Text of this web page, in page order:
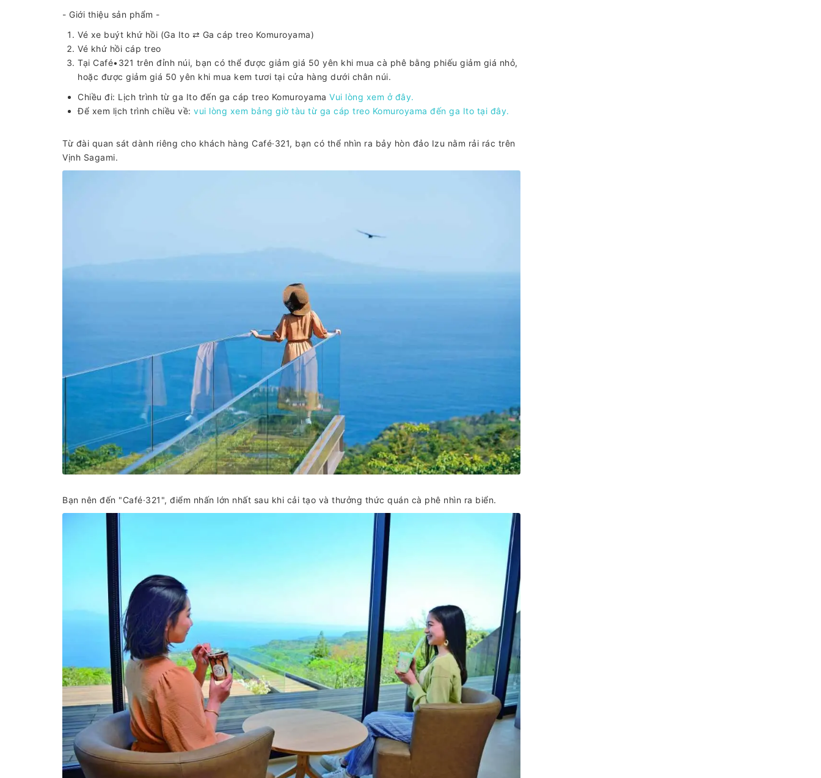
- Giới thiệu sản phẩm -
Vé xe buýt khứ hồi (Ga Ito ⇄ Ga cáp treo Komuroyama)
Vé khứ hồi cáp treo
Tại Café•321 trên đỉnh núi, bạn có thể được giảm giá 50 yên khi mua cà phê bằng phiếu giảm giá nhỏ,
hoặc được giảm giá 50 yên khi mua kem tươi tại cửa hàng dưới chân núi.
Chiều đi: Lịch trình từ ga Ito đến ga cáp treo Komuroyama Vui lòng xem ở đây.
Để xem lịch trình chiều về: vui lòng xem bảng giờ tàu từ ga cáp treo Komuroyama đến ga Ito tại đây.
Từ đài quan sát dành riêng cho khách hàng Café·321, bạn có thể nhìn ra bảy hòn đảo Izu nằm rải rác trên
Vịnh Sagami.
Bạn nên đến "Café·321", điểm nhấn lớn nhất sau khi cải tạo và thưởng thức quán cà phê nhìn ra biển.